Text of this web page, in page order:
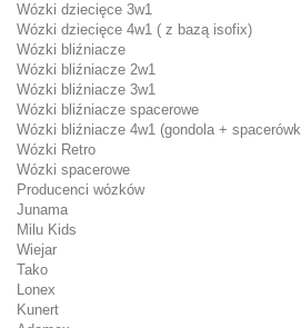
Wózki dziecięce 3w1
Wózki dziecięce 4w1 ( z bazą isofix)
Wózki bliźniacze
Wózki bliźniacze 2w1
Wózki bliźniacze 3w1
Wózki bliźniacze spacerowe
Wózki bliźniacze 4w1 (gondola +
Wózki Retro
Wózki spacerowe
Producenci wózków
Junama
Milu Kids
Wiejar
Tako
Lonex
Kunert